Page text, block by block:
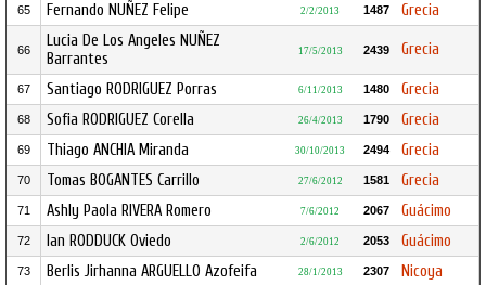
65 Fernando NUÑEZ Felipe 2/2/2013 1487 Grecia
66
Lucia De Los Angeles NUÑEZ
Barrantes
17/5/2013 2439 Grecia
67 Santiago RODRIGUEZ Porras 6/11/2013 1480 Grecia
68 Sofia RODRIGUEZ Corella 26/4/2013 1790 Grecia
69 Thiago ANCHIA Miranda 30/10/2013 2494 Grecia
70 Tomas BOGANTES Carrillo 27/6/2012 1581 Grecia
71 Ashly Paola RIVERA Romero 7/6/2012 2067 Guácimo
72 Ian RODDUCK Oviedo 2/6/2012 2053 Guácimo
73 Berlis Jirhanna ARGUELLO Azofeifa 28/1/2013 2307 Nicoya